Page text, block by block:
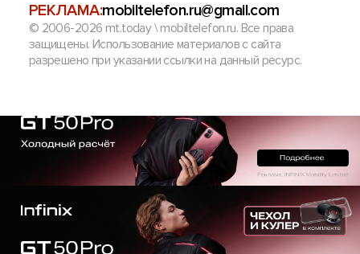
РЕКЛАМА:mobiltelefon.ru@gmail.com
© 2006-2026 mt.today \ mobiltelefon.ru. Все права
защищены. Использование материалов с сайта
разрешено при указании ссылки на данный ресурс.